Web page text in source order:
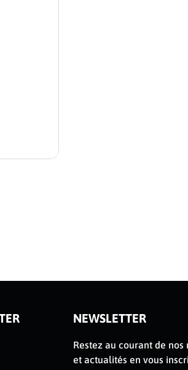
NEWSLETTER
Restez au courant de nos
et actualités en vous